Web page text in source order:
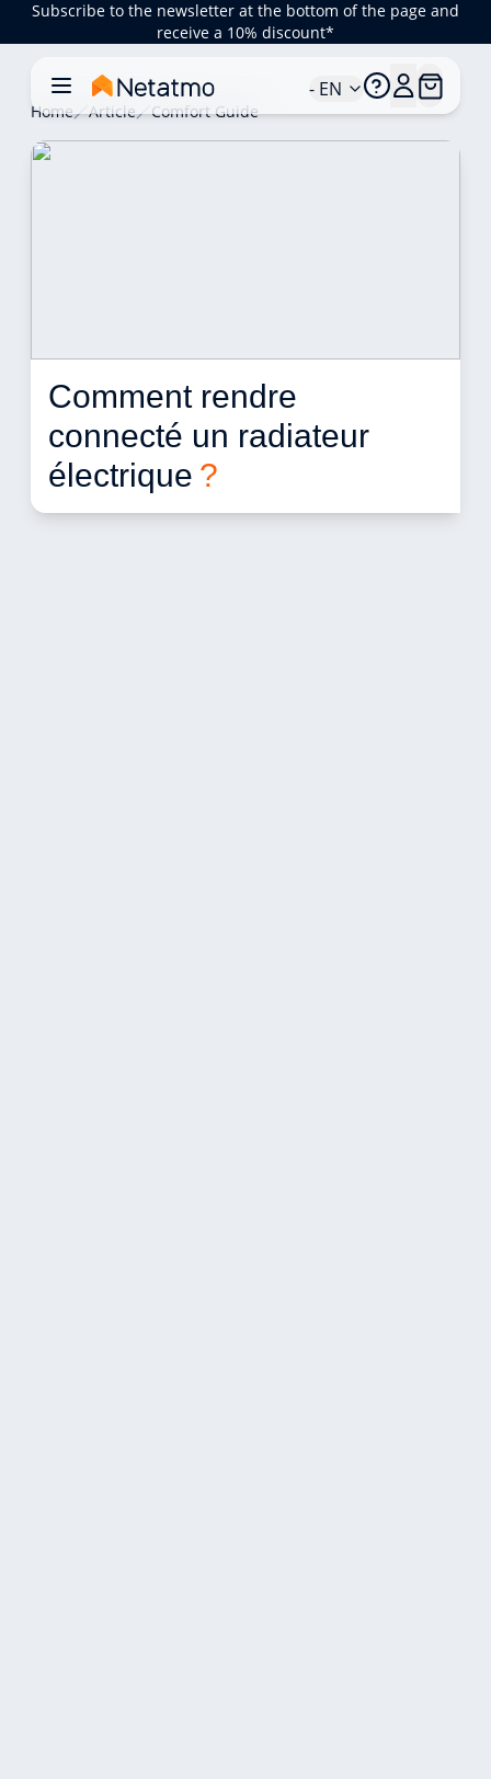
Subscribe to the newsletter at the bottom of the page and
receive a 10% discount*
- EN
Home Article Comfort Guide
Comment rendre
connecté un radiateur
électrique ?